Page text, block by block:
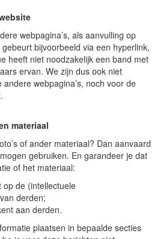
webpagina’s, als aanvulling op
bijvoorbeeld via een hyperlink,
heeft niet noodzakelijk een band met
ervan. We zijn dus ook niet
webpagina’s, noch voor de
materiaal
of ander materiaal? Dan aanvaard
gebruiken. En garandeer je dat
of het materiaal:
de (intellectuele
derden;
aan derden.
plaatsen in bepaalde secties